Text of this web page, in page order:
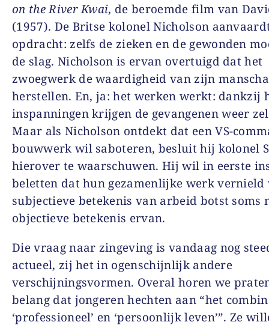
on the River Kwai, de beroemde film van
(1957). De Britse kolonel Nicholson
opdracht: zelfs de zieken en de gewonden
de slag. Nicholson is ervan overtuigd dat het
zwoegwerk de waardigheid van zijn
herstellen. En, ja: het werken werkt: dankzij
inspanningen krijgen de gevangenen weer
Maar als Nicholson ontdekt dat een VS-
bouwwerk wil saboteren, besluit hij kolonel
hierover te waarschuwen. Hij wil in eerste
beletten dat hun gezamenlijke werk vernield
subjectieve betekenis van arbeid botst soms
objectieve betekenis ervan.
Die vraag naar zingeving is vandaag nog
actueel, zij het in ogenschijnlijk andere
verschijningsvormen. Overal horen we
belang dat jongeren hechten aan “het
‘professioneel’ en ‘persoonlijk leven’”. Ze